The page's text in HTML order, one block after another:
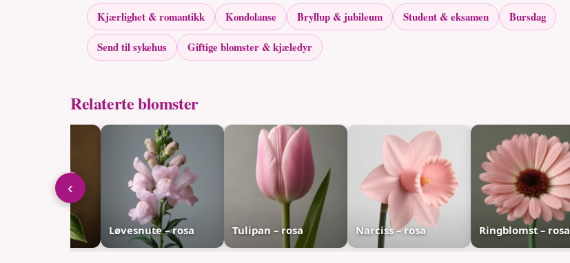
Kjærlighet & romantikk Kondolanse Bryllup & jubileum Student & eksamen Bursdag
Send til sykehus Giftige blomster & kjæledyr
Relaterte blomster
Løvesnute – rosa Tulipan – rosa Narciss – rosa Ringblomst – rosa
‹